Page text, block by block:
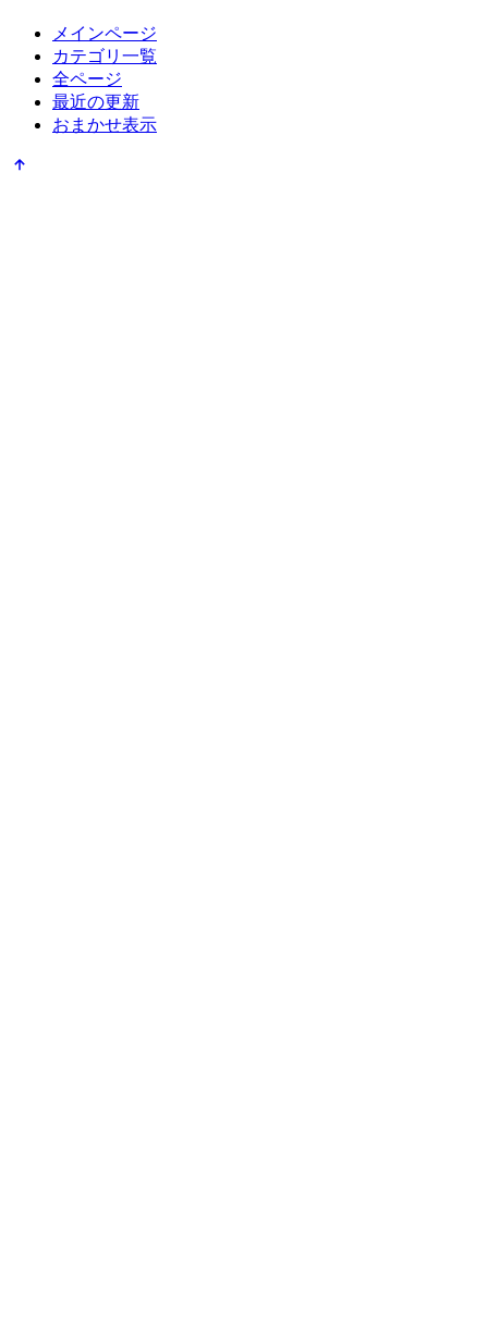
メインページ
カテゴリ一覧
全ページ
最近の更新
おまかせ表示